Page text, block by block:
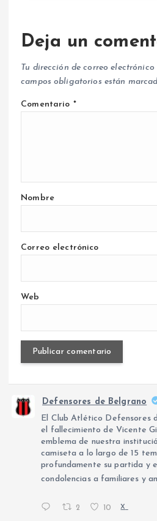
Deja un
Tu dirección de correo
campos obligatorios están
Comentario *
Nombre
Correo electrónico
Web
Defensores de Belgrano
El Club Atlético Defensores
el fallecimiento de Vicente
emblema de nuestra
camiseta a lo largo de 15
profundamente su partida y
condolencias a familiares y
2 10 X